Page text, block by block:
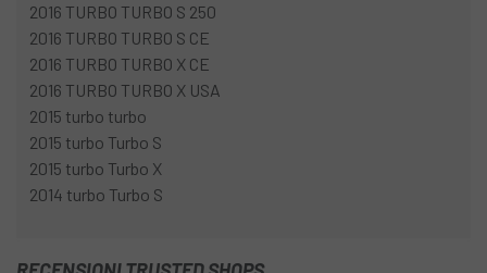
2016 TURBO TURBO S 250
2016 TURBO TURBO S CE
2016 TURBO TURBO X CE
2016 TURBO TURBO X USA
2015 turbo turbo
2015 turbo Turbo S
2015 turbo Turbo X
2014 turbo Turbo S